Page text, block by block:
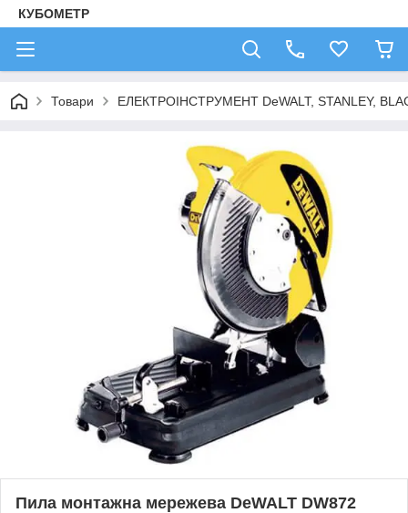
КУБОМЕТР
Товари ЕЛЕКТРОІНСТРУМЕНТ DeWALT, STANLEY,
Пила монтажна мережева DeWALT DW872